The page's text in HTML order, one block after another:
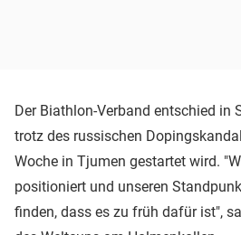
Der Biathlon-Verband entschied in
trotz des russischen
Woche in Tjumen gestartet wird.
positioniert und unseren
finden, dass es zu früh dafür ist",